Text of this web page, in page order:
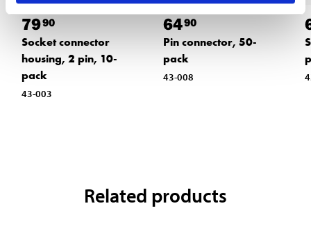
7990
Socket connector
housing, 2 pin, 10-
pack
43-003
6490
Pin connector, 50-
pack
43-008
Related products